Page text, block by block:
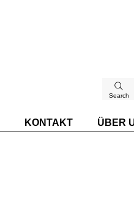
Search
KONTAKT ÜBER